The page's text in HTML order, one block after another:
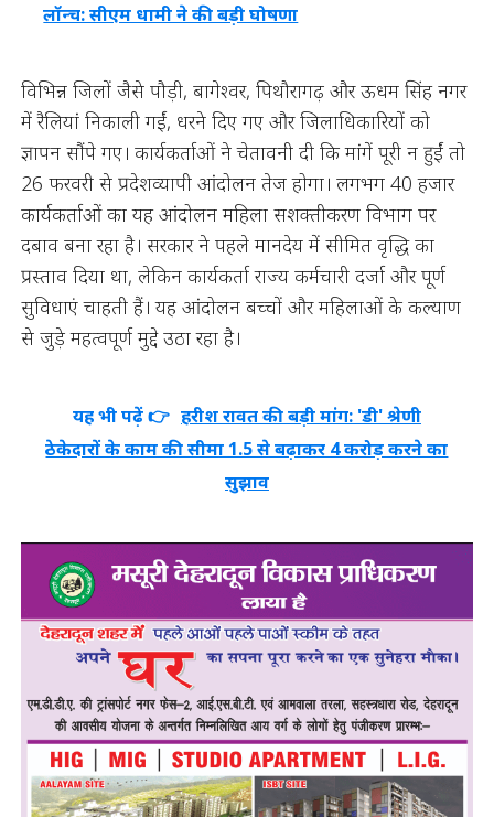
लॉन्च: सीएम धामी ने की बड़ी घोषणा
विभिन्न जिलों जैसे पौड़ी, बागेश्वर, पिथौरागढ़ और ऊधम सिंह नगर
में रैलियां निकाली गईं, धरने दिए गए और जिलाधिकारियों को
ज्ञापन सौंपे गए। कार्यकर्ताओं ने चेतावनी दी कि मांगें पूरी न हुईं तो
26 फरवरी से प्रदेशव्यापी आंदोलन तेज होगा। लगभग 40 हजार
कार्यकर्ताओं का यह आंदोलन महिला सशक्तीकरण विभाग पर
दबाव बना रहा है। सरकार ने पहले मानदेय में सीमित वृद्धि का
प्रस्ताव दिया था, लेकिन कार्यकर्ता राज्य कर्मचारी दर्जा और पूर्ण
सुविधाएं चाहती हैं। यह आंदोलन बच्चों और महिलाओं के कल्याण
से जुड़े महत्वपूर्ण मुद्दे उठा रहा है।
यह भी पढ़ें 👉 हरीश रावत की बड़ी मांग: 'डी' श्रेणी
ठेकेदारों के काम की सीमा 1.5 से बढ़ाकर 4 करोड़ करने का
सुझाव